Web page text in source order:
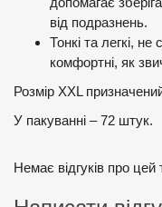
від подразнень.
Тонкі та легкі,
комфортні, як
Розмір XXL
У пакуванні – 72 штук.
Немає відгуків про цей